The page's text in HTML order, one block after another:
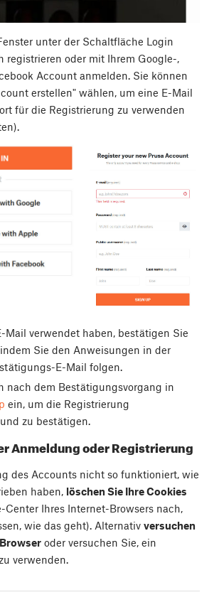
unter der Schaltfläche Login
registrieren oder mit Ihrem Google-,
Account anmelden. Sie können
erstellen" wählen, um eine E-Mail
für die Registrierung zu verwenden
Mail verwendet haben, bestätigen Sie
Sie den Anweisungen in der
E-Mail folgen.
nach dem Bestätigungsvorgang in
ein, um die Registrierung
zu bestätigen.
Anmeldung oder Registrierung
des Accounts nicht so funktioniert, wie
haben, löschen Sie Ihre Cookies
Center Ihres Internet-Browsers nach,
wie das geht). Alternativ versuchen
oder versuchen Sie, ein
verwenden.